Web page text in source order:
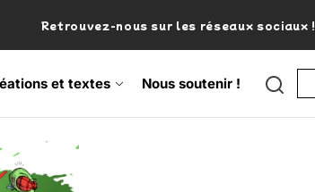
Retrouvez-nous sur les réseaux sociaux !
et textes Nous soutenir !